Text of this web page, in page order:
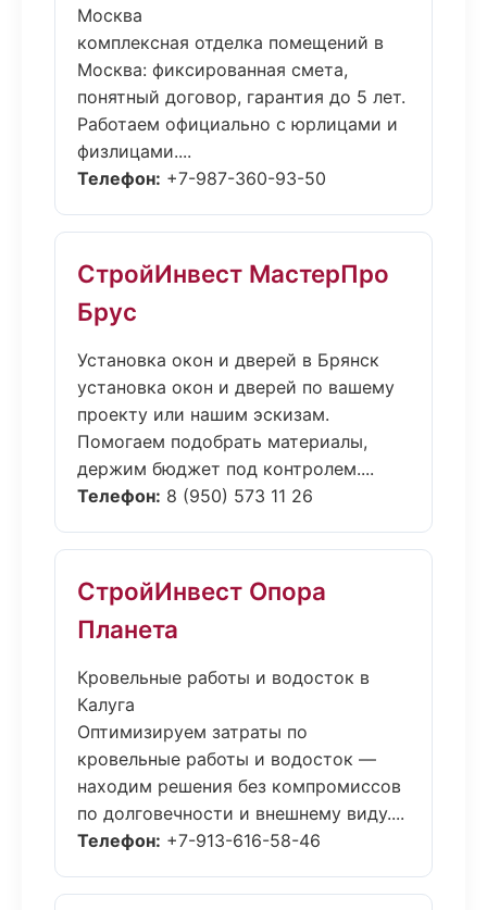
Москва
комплексная отделка помещений в
Москва: фиксированная смета,
понятный договор, гарантия до 5 лет.
Работаем официально с юрлицами и
физлицами....
Телефон: +7-987-360-93-50
СтройИнвест МастерПро
Брус
Установка окон и дверей в Брянск
установка окон и дверей по вашему
проекту или нашим эскизам.
Помогаем подобрать материалы,
держим бюджет под контролем....
Телефон: 8 (950) 573 11 26
СтройИнвест Опора
Планета
Кровельные работы и водосток в
Калуга
Оптимизируем затраты по
кровельные работы и водосток —
находим решения без компромиссов
по долговечности и внешнему виду....
Телефон: +7-913-616-58-46